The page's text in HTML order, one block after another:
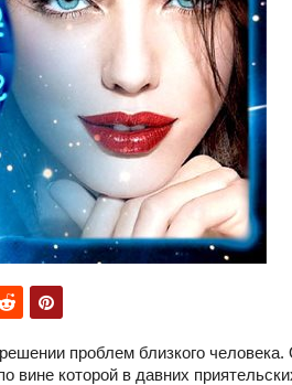
проблем близкого человека.
вине которой в давних